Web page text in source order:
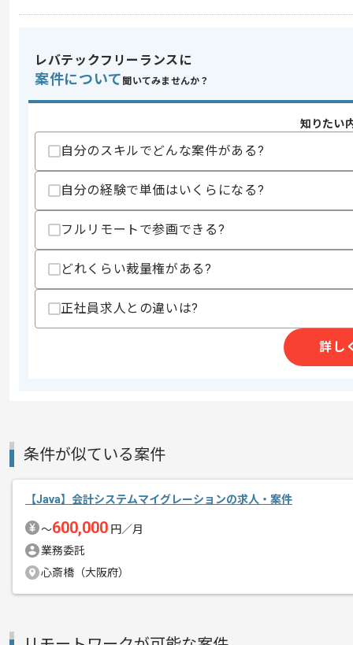
ム
特徴
スキル
求めるスキル
歓迎スキル
・TypeScriptを用いた開発経験
・AWSでの構築経験
スキルに不安がある方へ
上記に似た経験やスキルをお持ちであれば申
その他募集要項
メント
レバテックフリーランスに
案件について 聞いてみませんか？
知りたい
自分のスキルでどんな案件がある?
自分の経験で単価はいくらになる?
フルリモートで参画できる?
どれくらい裁量権がある?
正社員求人との違いは?
詳し
条件が似ている案件
【Java】会計システムマイグレーションの求人・案件
〜600,000 円／月
業務委託
心斎橋（大阪府）